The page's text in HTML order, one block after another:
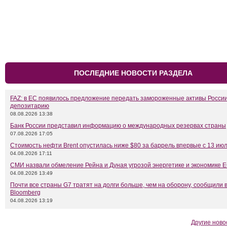
ПОСЛЕДНИЕ НОВОСТИ РАЗДЕЛА
FAZ: в ЕС появилось предложение передать замороженные активы
депозитарию
08.08.2026 13:38
Банк России представил информацию о международных резервах страны
07.08.2026 17:05
Стоимость нефти Brent опустилась ниже $80 за баррель впервые с 13
04.08.2026 17:11
СМИ назвали обмеление Рейна и Дуная угрозой энергетике и экономике
04.08.2026 13:49
Почти все страны G7 тратят на долги больше, чем на оборону, сообщили в
Bloomberg
04.08.2026 13:19
Другие